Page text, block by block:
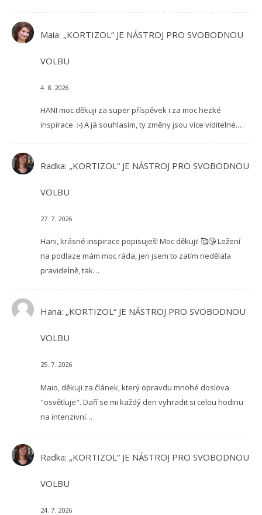
Maia: „KORTIZOL“ JE NÁSTROJ PRO SVOBODNOU
VOLBU
4. 8. 2026
HANI moc děkuji za super příspěvek i za moc hezké
inspirace. :-) A já souhlasím, ty změny jsou více viditelné.…
Radka: „KORTIZOL“ JE NÁSTROJ PRO SVOBODNOU
VOLBU
27. 7. 2026
Hani, krásné inspirace popisuješ! Moc děkuji! 🥰😘 Ležení
na podlaze mám moc ráda, jen jsem to zatím nedělala
pravidelně, tak…
Hana: „KORTIZOL“ JE NÁSTROJ PRO SVOBODNOU
VOLBU
25. 7. 2026
Maio, děkuji za článek, který opravdu mnohé doslova
"osvětluje". Daří se mi každý den vyhradit si celou hodinu
na intenzivní…
Radka: „KORTIZOL“ JE NÁSTROJ PRO SVOBODNOU
VOLBU
24. 7. 2026